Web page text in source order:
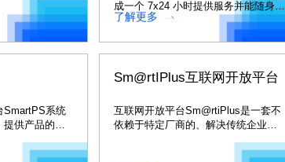
成一个 7x24 小时提供服务并能随身携
带的移动银行。
了解更多
SmartPS系统
提供产品的效
Sm@rtIPlus互联网开放平台
互联网开放平台Sm@rtiPlus是一套不
依赖于特定厂商的、解决传统企业往